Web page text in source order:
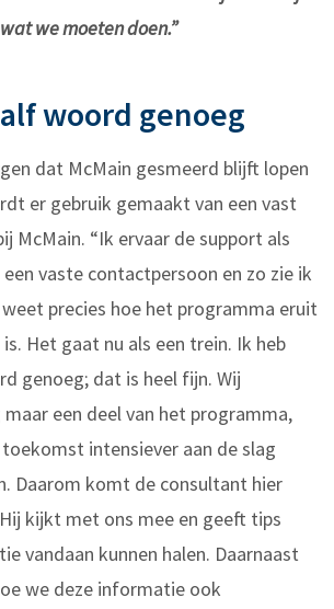
wat we moeten doen.”
woord genoeg
dat McMain gesmeerd blijft lopen
er gebruik gemaakt van een vast
McMain. “Ik ervaar de support als
een vaste contactpersoon en zo zie ik
precies hoe het programma eruit
Het gaat nu als een trein. Ik heb
genoeg; dat is heel fijn. Wij
een deel van het programma,
intensiever aan de slag
Daarom komt de consultant hier
kijkt met ons mee en geeft tips
vandaan kunnen halen. Daarnaast
we deze informatie ook